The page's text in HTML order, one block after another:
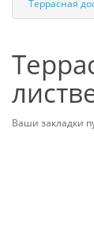
Террасная
Ваши закладки